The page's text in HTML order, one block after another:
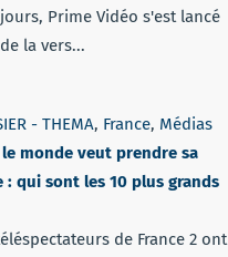
Prime Vidéo s'est lancé
la vers...
- THEMA, France, Médias
monde veut prendre sa
: qui sont les 10 plus grands
de France 2 ont